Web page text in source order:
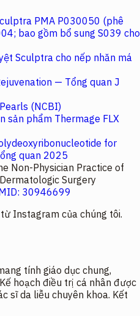
PMA P030050 (phê
bao gồm bổ sung S039 cho
Sculptra cho nếp nhăn má
— Tổng quan J
(NCBI)
sản phẩm Thermage FLX
for
quan 2025
Non-Physician Practice of
Dermatologic Surgery
30946699
Instagram của chúng tôi.
tính giáo dục chung,
hoạch điều trị cá nhân được
sĩ da liễu chuyên khoa. Kết